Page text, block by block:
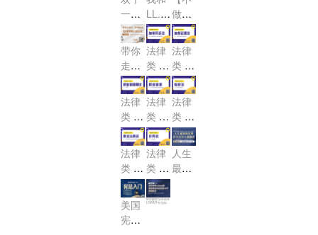
弊？
抢，
仅限
5
个！
验分
享
何不
踩
坑！
被纽
约法
院受
理
MBE
成
绩，
锁定
考Ba
r大
盘！
J.D.
毕业
生考
Bar
的那
点
事！
一职
场绿
码-法
律专
场
LL.M
&J.D
不能
说的
秘
密！
做小
白】
美国
律考
超全
+稳
妥上
岸攻
略
带你
走捷
径，
快速
解
锁“美
国律
师US
BA
R”！
法律
类 U
SBA
R 加
州民
诉法-
Calif
ornia
Civil
Proc
edur
法律
类 U
SBA
R 加
州证
据法-
Calif
ornia
Evid
法律
类 U
SBA
R 职
业道
德测
试-M
PRE
法律
类 U
SBA
R 职
业道
德-Pr
ofess
ional
法律
类 U
SBA
R 物
权法-
Real
法律
类 U
SBA
R 刑
法&
刑诉-
法律
类 U
SBA
R 合
人生
最坏
美国
宪法
带你解锁“涉外律考
USBAR”和“国际隐
私专业协会IAP